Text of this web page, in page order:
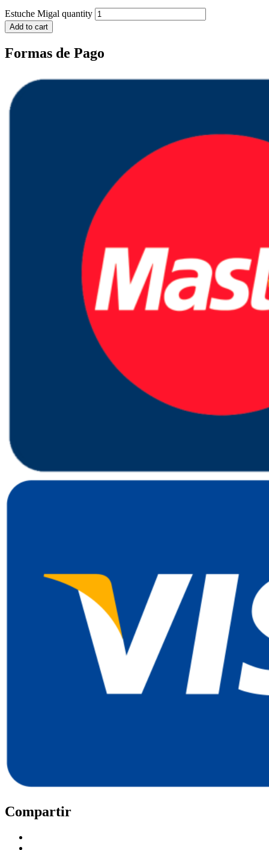
Estuche Migal quantity
Add to cart
Formas de Pago
Compartir